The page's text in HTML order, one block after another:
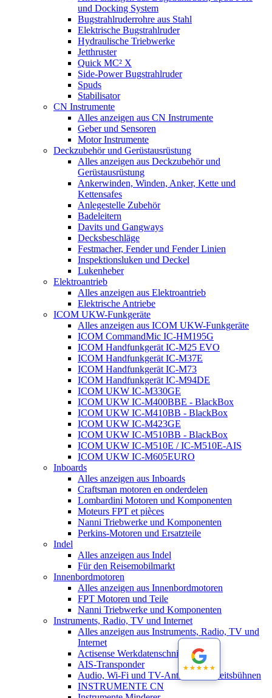
und Docking System
Bugstrahlruderrohre aus Stahl
Elektrische Bugstrahlruder
Hydraulische Triebwerke
Jetthruster
Quick MC² X
Side-Power Bugstrahlruder
Spuds
Stabilisator
CN Instrumente
Alles anzeigen aus CN Instrumente
Geber und Sensoren
Motor Instrumente
Deckzubehör und Gerüstausrüstung
Alles anzeigen aus Deckzubehör und
Gerüstausrüstung
Ankerwinden, Winden, Anker, Kette und
Kettensafes
Anlegestelle Zubehör
Badeleitern
Davits und Gangways
Decksbeschläge
Festmacher, Fender und Fender Linien
Inspektionsluken und Deckel
Lukenheber
Elektroantrieb
Alles anzeigen aus Elektroantrieb
Elektrische Antriebe
ICOM UKW-Funkgeräte
Alles anzeigen aus ICOM UKW-Funkgeräte
ICOM CommandMic IC-HM195G
ICOM Handfunkgerät IC-M25 EVO
ICOM Handfunkgerät IC-M37E
ICOM Handfunkgerät IC-M73
ICOM Handfunkgerät IC-M94DE
ICOM UKW IC-M330GE
ICOM UKW IC-M400BBE - BlackBox
ICOM UKW IC-M410BB - BlackBox
ICOM UKW IC-M423GE
ICOM UKW IC-M510BB - BlackBox
ICOM UKW IC-M510E / IC-M510E-AIS
ICOM UKW IC-M605EURO
Inboards
Alles anzeigen aus Inboards
Craftsman motoren en onderdelen
Lombardini Motoren und Komponenten
Moteurs FPT et pièces
Nanni Triebwerke und Komponenten
Perkins-Motoren und Ersatzteile
Indel
Alles anzeigen aus Indel
Für den Reisemobilmarkt
Innenbordmotoren
Alles anzeigen aus Innenbordmotoren
FPT Motoren und Teile
Nanni Triebwerke und Komponenten
Instruments, Radio, TV und Internet
Alles anzeigen aus Instruments, Radio, TV und
Internet
Actisense Werkdatenschnitt
AIS-Transponder
Audio, Wi-Fi und TV-Antennen-Arbeitsbühnen
INSTRUMENTE CN
★★★★★
★★★★★